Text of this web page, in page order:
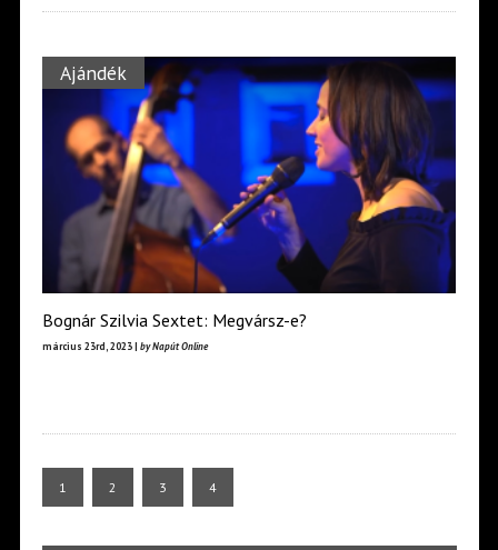
Ajándék
Bognár Szilvia Sextet: Megvársz-e?
március 23rd, 2023 | by Napút Online
1 2 3 4